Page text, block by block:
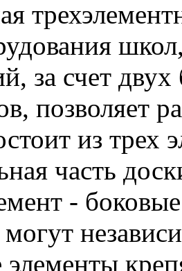
за счет
позволяет
из трех
часть
-